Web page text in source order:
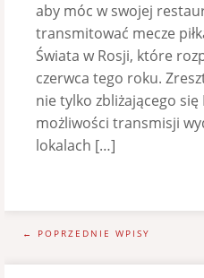
aby móc w swojej
transmitować mecze
Świata w Rosji, które
czerwca tego roku.
nie tylko zbliżającego
możliwości transmisji
lokalach […]
← POPRZEDNIE WPISY